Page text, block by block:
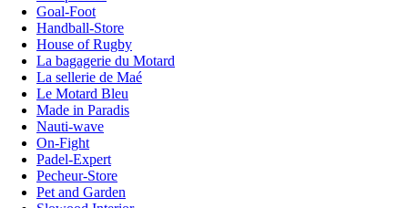
Goal-Foot
Handball-Store
House of Rugby
La bagagerie du Motard
La sellerie de Maé
Le Motard Bleu
Made in Paradis
Nauti-wave
On-Fight
Padel-Expert
Pecheur-Store
Pet and Garden